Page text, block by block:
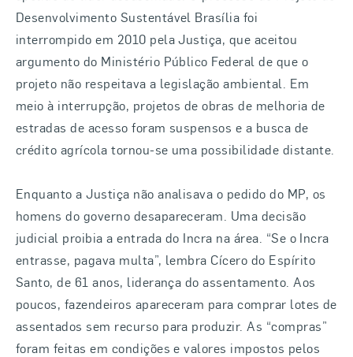
Desenvolvimento Sustentável Brasília foi
interrompido em 2010 pela Justiça, que aceitou
argumento do Ministério Público Federal de que o
projeto não respeitava a legislação ambiental. Em
meio à interrupção, projetos de obras de melhoria de
estradas de acesso foram suspensos e a busca de
crédito agrícola tornou-se uma possibilidade distante.
Enquanto a Justiça não analisava o pedido do MP, os
homens do governo desapareceram. Uma decisão
judicial proibia a entrada do Incra na área. “Se o Incra
entrasse, pagava multa”, lembra Cícero do Espírito
Santo, de 61 anos, liderança do assentamento. Aos
poucos, fazendeiros apareceram para comprar lotes de
assentados sem recurso para produzir. As “compras”
foram feitas em condições e valores impostos pelos